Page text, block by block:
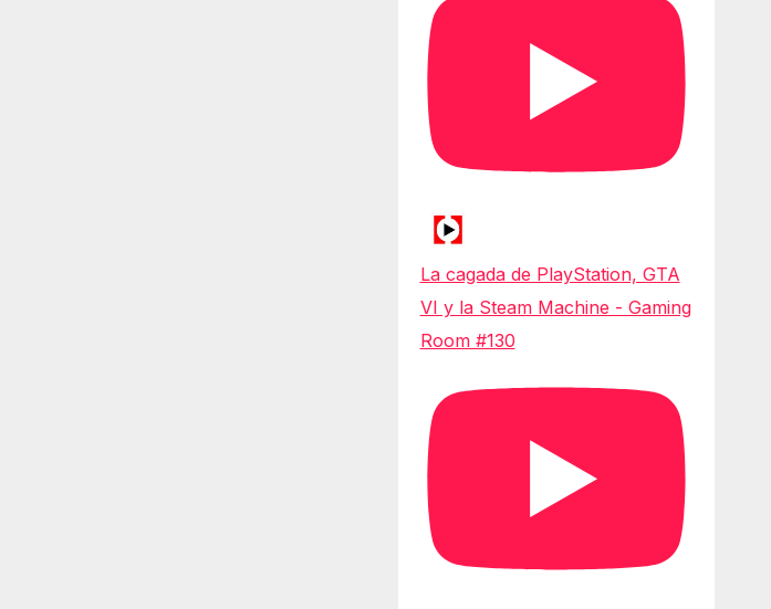
La cagada de PlayStation, GTA
VI y la Steam Machine - Gaming
Room #130